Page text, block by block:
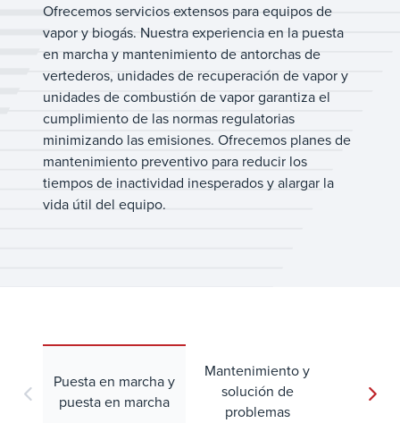
Ofrecemos servicios extensos para equipos de
vapor y biogás. Nuestra experiencia en la puesta
en marcha y mantenimiento de antorchas de
vertederos, unidades de recuperación de vapor y
unidades de combustión de vapor garantiza el
cumplimiento de las normas regulatorias
minimizando las emisiones. Ofrecemos planes de
mantenimiento preventivo para reducir los
tiempos de inactividad inesperados y alargar la
vida útil del equipo.
Puesta en marcha y
puesta en marcha
Mantenimiento y
solución de
problemas